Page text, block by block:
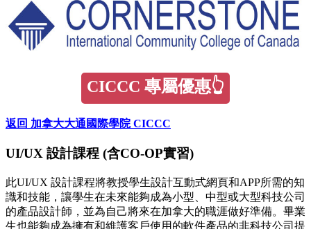
CICCC 專屬優惠👆
返回 加拿大大通國際學院 CICCC
UI/UX 設計課程 (含CO-OP實習)
此UI/UX 設計課程將教授學生設計互動式網頁和APP所需的知
識和技能，讓學生在未來能夠成為小型、中型或大型科技公司
的產品設計師，並為自己將來在加拿大的職涯做好準備。畢業
生也能夠成為擁有和維護客戶使用的軟件產品的非科技公司提